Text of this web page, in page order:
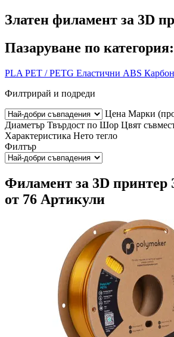
Златен филамент за 3D
Пазаруване по категория:
PLA PET / PETG Еластични ABS Карбон
Филтрирай и подреди
Цена Марки
Диаметър Твърдост по Шор Цвят
Характеристика Нето тегло
Филтър
Филамент за 3D принтер
от 76 Артикули